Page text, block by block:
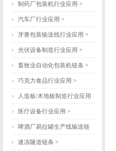
制药厂包装机行业应用 >
汽车厂行业应用 >
牙膏包装输送线行业应用 >
光伏设备制造行业应用 >
畜牧业自动化包装机链条 >
巧克力食品行业应用 >
人造板/木地板制造行业应用
>医疗设备行业应用 >
啤酒厂易拉罐生产线输送链
条>
速冻隧道链条 >